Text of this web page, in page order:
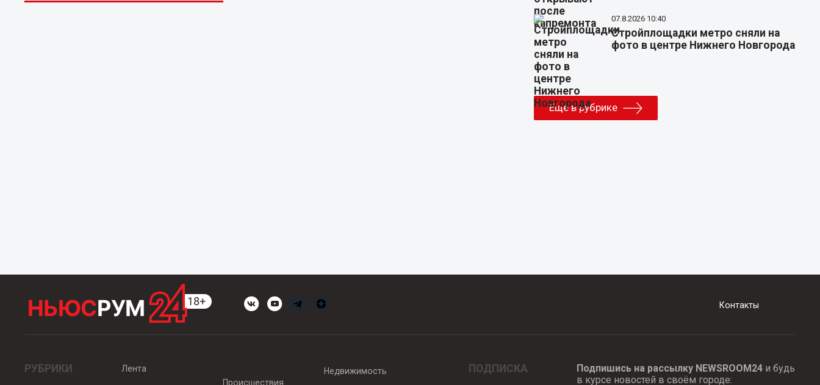
07.8.2026 10:40
Стройплощадки метро сняли на
фото в центре Нижнего Новгорода
Еще в рубрике
Контакты
РУБРИКИ
Лента
Происшествия
Недвижимость ПОДПИСКА Подпишись на рассылку NEWSROOM24и будь
в курсе новостей в своём городе: